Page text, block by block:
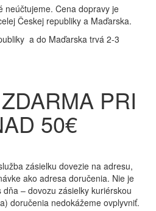
neúčtujeme. Cena dopravy je
Českej republiky a Maďarska.
a do Maďarska trvá 2-3
PRI
50€
zásielku dovezie na adresu,
ako adresa doručenia. Nie je
– dovozu zásielky kuriérskou
doručenia nedokážeme ovplyvniť.